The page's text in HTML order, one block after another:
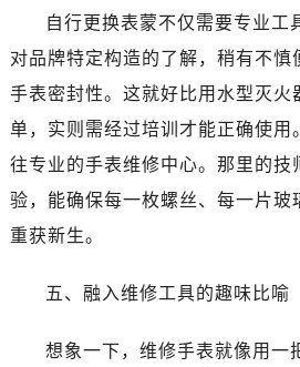
自行更换表蒙不仅需要专业工
对品牌特定构造的了解，稍有不慎
手表密封性。这就好比用水型灭火
单，实则需经过培训才能正确使用
往专业的手表维修中心。那里的技
验，能确保每一枚螺丝、每一片玻
重获新生。
五、融入维修工具的趣味比喻
想象一下，维修手表就像用一